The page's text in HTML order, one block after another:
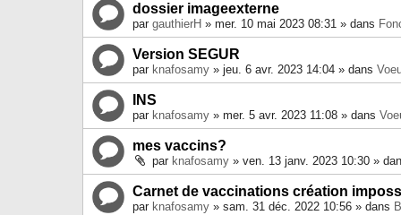
dossier imageexterne
par gauthierH » mer. 10 mai 2023 08:31 » dans
Version SEGUR
par knafosamy » jeu. 6 avr. 2023 14:04 » dans
INS
par knafosamy » mer. 5 avr. 2023 11:08 » dans
mes vaccins?
par knafosamy » ven. 13 janv. 2023 10:30 »
Carnet de vaccinations création
par knafosamy » sam. 31 déc. 2022 10:56 » dans